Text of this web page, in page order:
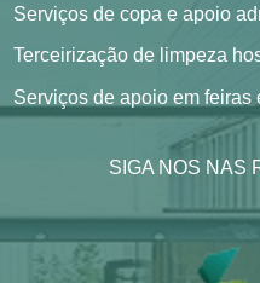
Serviços de copa e apoio
Terceirização de limpeza
Serviços de apoio em feiras
SIGA NOS NAS